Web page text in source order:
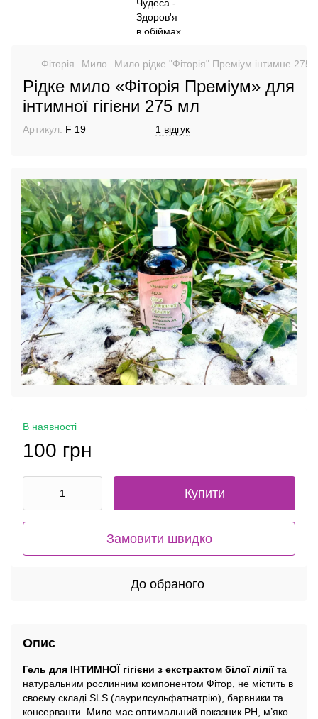
Фіторія Мило Мило рідке "Фіторія" Преміум інтимне
Рідке мило «Фіторія Преміум» для
інтимної гігієни 275 мл
Артикул: F 19 1 відгук
В наявності
100 грн
Купити
Замовити швидко
До обраного
Опис
Гель для ІНТИМНОЇ гігієни з екстрактом білої ліліїта
натуральним рослинним компонентом Фітор, не містить в
своєму складі SLS (лаурилсульфатнатрію), барвники та
консерванти. Мило має оптимальний показник РН, м’яко